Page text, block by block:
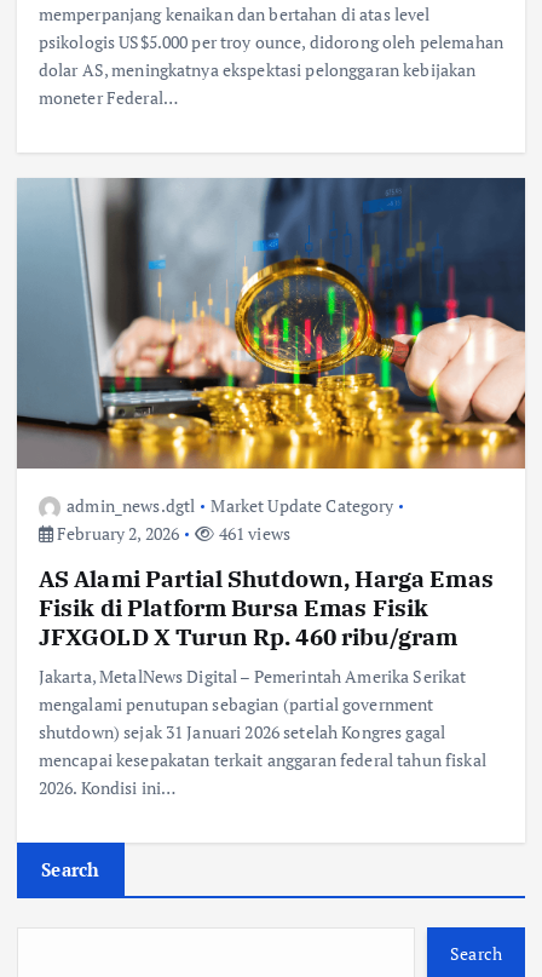
memperpanjang kenaikan dan bertahan di atas level
psikologis US$5.000 per troy ounce, didorong oleh pelemahan
dolar AS, meningkatnya ekspektasi pelonggaran kebijakan
moneter Federal…
admin_news.dgtl
Market Update Category
February 2, 2026
461 views
AS Alami Partial Shutdown, Harga Emas
Fisik di Platform Bursa Emas Fisik
JFXGOLD X Turun Rp. 460 ribu/gram
Jakarta, MetalNews Digital – Pemerintah Amerika Serikat
mengalami penutupan sebagian (partial government
shutdown) sejak 31 Januari 2026 setelah Kongres gagal
mencapai kesepakatan terkait anggaran federal tahun fiskal
2026. Kondisi ini…
Search
Search